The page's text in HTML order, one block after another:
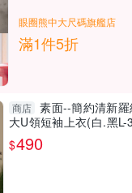
眼圈熊中大尺碼旗艦店
滿1件5折
商店 素面--簡約清新
大U領短袖上衣(白.黑
碼
$490